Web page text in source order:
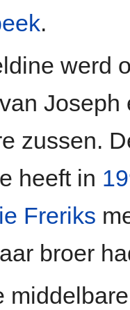
.
werd
zussen.
heeft in
Freriks
broer